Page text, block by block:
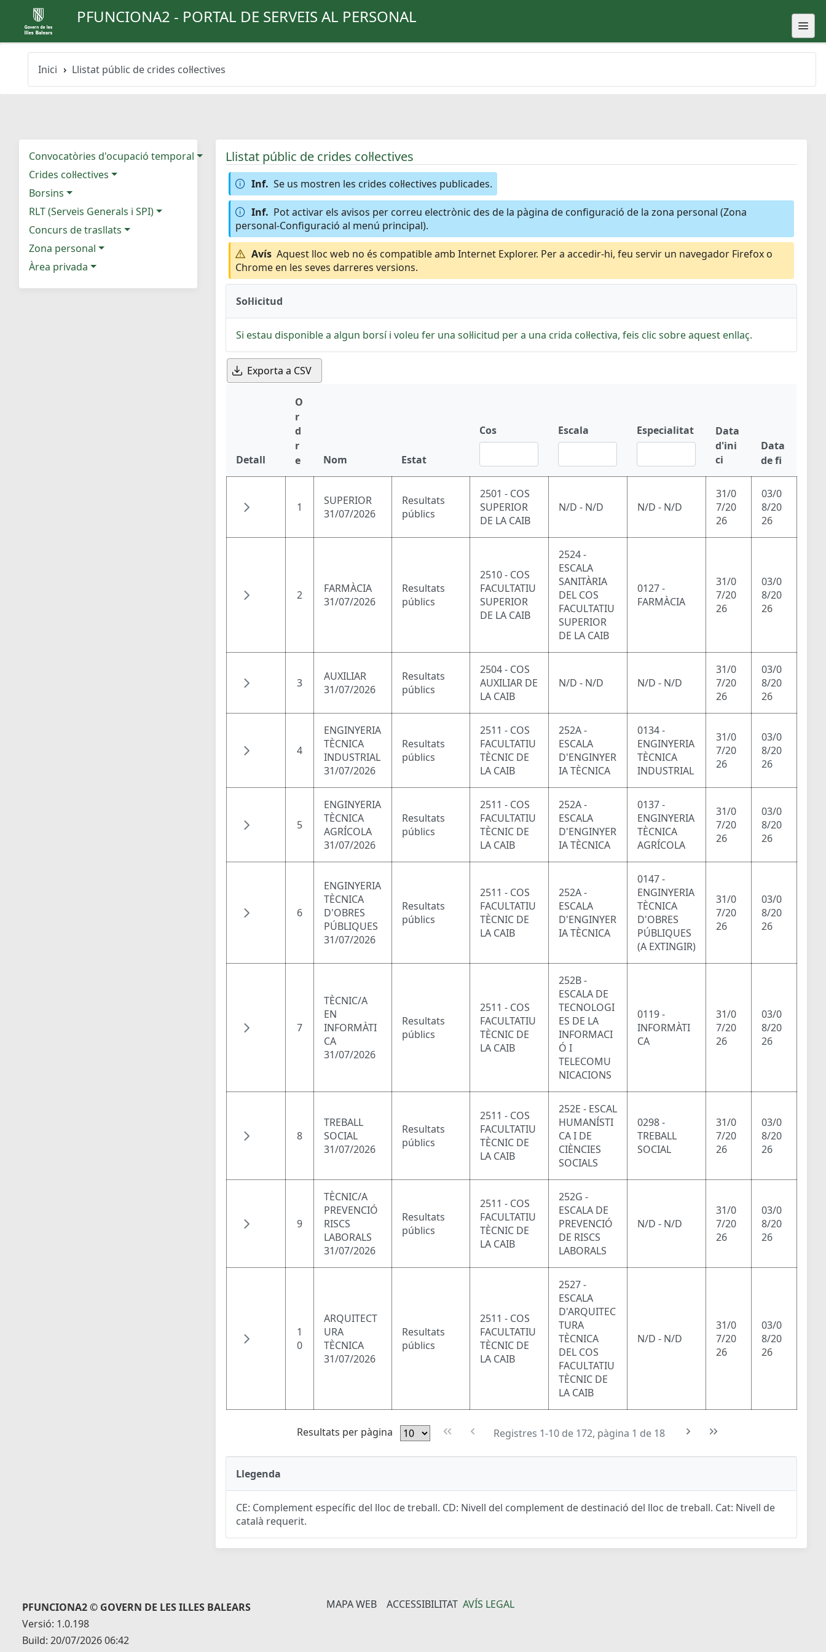
PFUNCIONA2 - PORTAL DE SERVEIS AL PERSONAL
Inici Llistat públic de crides col·lectives
Convocatòries d'ocupació temporal
Crides col·lectives
Borsins
RLT (Serveis Generals i SPI)
Concurs de trasllats
Zona personal
Àrea privada
Llistat públic de crides col·lectives
Inf. Se us mostren les crides col·lectives publicades.
Inf. Pot activar els avisos per correu electrònic des de la pàgina de configuració de la zona personal (Zona
personal-Configuració al menú principal).
Avís Aquest lloc web no és compatible amb Internet Explorer. Per a accedir-hi, feu servir un navegador Firefox o
Chrome en les seves darreres versions.
Sol·licitud
Si estau disponible a algun borsí i voleu fer una sol·licitud per a una crida col·lectiva, feis clic sobre aquest enllaç.
Exporta a CSV
Detall
O
r
d
r
e
Nom Estat
Cos Escala Especialitat
Data
d'ini
ci
Data
de fi
1
SUPERIOR
31/07/2026
Resultats
públics
2501 - COS
SUPERIOR
DE LA CAIB
N/D - N/D N/D - N/D
31/0
7/20
26
03/0
8/20
26
2
FARMÀCIA
31/07/2026
Resultats
públics
2510 - COS
FACULTATIU
SUPERIOR
DE LA CAIB
2524 -
ESCALA
SANITÀRIA
DEL COS
FACULTATIU
SUPERIOR
DE LA CAIB
0127 -
FARMÀCIA
31/0
7/20
26
03/0
8/20
26
3
AUXILIAR
31/07/2026
Resultats
públics
2504 - COS
AUXILIAR DE
LA CAIB
N/D - N/D N/D - N/D
31/0
7/20
26
03/0
8/20
26
4
ENGINYERIA
TÈCNICA
INDUSTRIAL
31/07/2026
Resultats
públics
2511 - COS
FACULTATIU
TÈCNIC DE
LA CAIB
252A -
ESCALA
D'ENGINYER
IA TÈCNICA
0134 -
ENGINYERIA
TÈCNICA
INDUSTRIAL
31/0
7/20
26
03/0
8/20
26
5
ENGINYERIA
TÈCNICA
AGRÍCOLA
31/07/2026
Resultats
públics
2511 - COS
FACULTATIU
TÈCNIC DE
LA CAIB
252A -
ESCALA
D'ENGINYER
IA TÈCNICA
0137 -
ENGINYERIA
TÈCNICA
AGRÍCOLA
31/0
7/20
26
03/0
8/20
26
6
ENGINYERIA
TÈCNICA
D'OBRES
PÚBLIQUES
31/07/2026
Resultats
públics
2511 - COS
FACULTATIU
TÈCNIC DE
LA CAIB
252A -
ESCALA
D'ENGINYER
IA TÈCNICA
0147 -
ENGINYERIA
TÈCNICA
D'OBRES
PÚBLIQUES
(A EXTINGIR)
31/0
7/20
26
03/0
8/20
26
7
TÈCNIC/A
EN
INFORMÀTI
CA
31/07/2026
Resultats
públics
2511 - COS
FACULTATIU
TÈCNIC DE
LA CAIB
252B -
ESCALA DE
TECNOLOGI
ES DE LA
INFORMACI
Ó I
TELECOMU
NICACIONS
0119 -
INFORMÀTI
CA
31/0
7/20
26
03/0
8/20
26
8
TREBALL
SOCIAL
31/07/2026
Resultats
públics
2511 - COS
FACULTATIU
TÈCNIC DE
LA CAIB
252E - ESCAL
HUMANÍSTI
CA I DE
CIÈNCIES
SOCIALS
0298 -
TREBALL
SOCIAL
31/0
7/20
26
03/0
8/20
26
9
TÈCNIC/A
PREVENCIÓ
RISCS
LABORALS
31/07/2026
Resultats
públics
2511 - COS
FACULTATIU
TÈCNIC DE
LA CAIB
252G -
ESCALA DE
PREVENCIÓ
DE RISCS
LABORALS
N/D - N/D
31/0
7/20
26
03/0
8/20
26
1
0
ARQUITECT
URA
TÈCNICA
31/07/2026
Resultats
públics
2511 - COS
FACULTATIU
TÈCNIC DE
LA CAIB
2527 -
ESCALA
D'ARQUITEC
TURA
TÈCNICA
DEL COS
FACULTATIU
TÈCNIC DE
LA CAIB
N/D - N/D
31/0
7/20
26
03/0
8/20
26
Resultats per pàgina Registres 1-10 de 172, pàgina 1 de 18
Llegenda
CE: Complement específic del lloc de treball. CD: Nivell del complement de destinació del lloc de treball. Cat: Nivell de
català requerit.
PFUNCIONA2 © GOVERN DE LES ILLES BALEARS
Versió: 1.0.198
Build: 20/07/2026 06:42
MAPA WEB ACCESSIBILITAT AVÍS LEGAL